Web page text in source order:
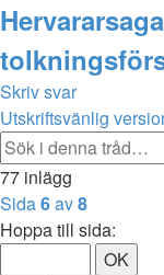
Skriv svar
Utskriftsvänlig
77 inlägg
Sida6av8
Hoppa till sida: